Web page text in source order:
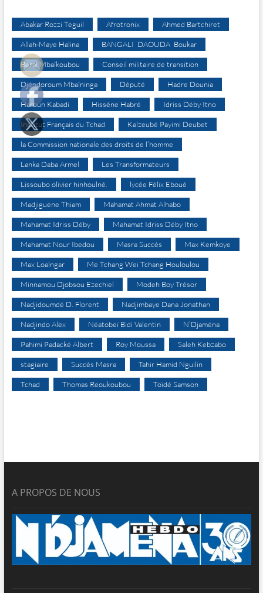
Abakar Rozzi Teguil Afrotronix Ahmed Bartchiret
Allah-Maye Halina BANGALI DAOUDA Boukar
Béral Mbaïkoubou Conseil militaire de transition
Djéndoroum Mbaïninga Député Hadre Dounia
Haroun Kabadi Hissène Habré Idriss Déby Itno
Institut Français du Tchad Kalzeubé Payimi Deubet
la Commission nationale des droits de l’homme
Lanka Daba Armel Les Transformateurs
Lissoubo olivier hinhoulné. lycée Félix Eboué
Madjiguene Thiam Mahamat Ahmat Alhabo
Mahamat Idriss Déby Mahamat Idriss Déby Itno
Mahamat Nour Ibedou Masra Succès Max Kemkoye
Max Loalngar Me Tchang Wei Tchang Houloulou
Minnamou Djobsou Ezechiel Modeh Boy Trésor
Nadjidoumdé D. Florent Nadjimbaye Dana Jonathan
Nadjindo Alex Néatobeï Bidi Valentin N’Djaména
Pahimi Padacké Albert Roy Moussa Saleh Kebzabo
stagiaire Succès Masra Tahir Hamid Nguilin
Tchad Thomas Reoukoubou Toïdé Samson
A PROPOS DE NOUS